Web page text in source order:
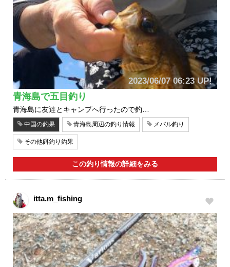
2023/06/07 06:23 UP!
青海島で五目釣り
青海島に友達とキャンプへ行ったので釣…
中国の釣果 青海島周辺の釣り情報 メバル釣り
その他餌釣り釣果
この釣り情報の詳細をみる
itta.m_fishing